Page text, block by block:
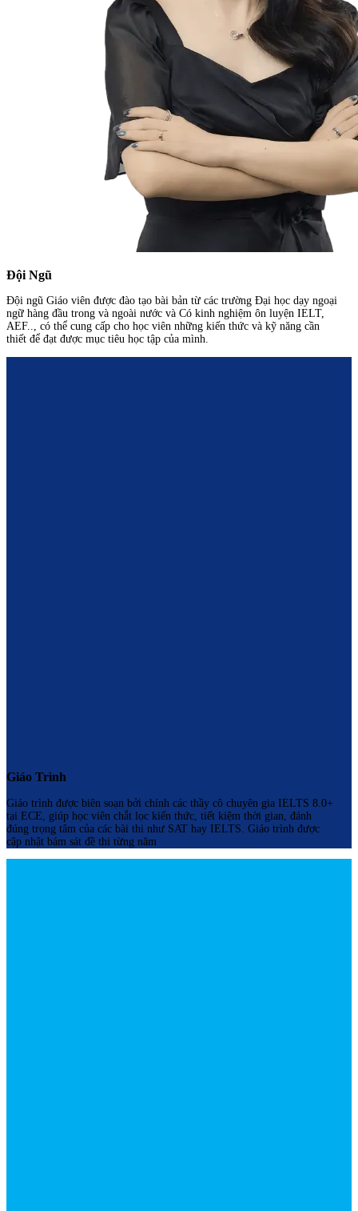
Đội Ngũ
Đội ngũ Giáo viên được đào tạo bài bản từ các trường Đại học dạy ngoại
ngữ hàng đầu trong và ngoài nước và Có kinh nghiệm ôn luyện IELT,
AEF.., có thể cung cấp cho học viên những kiến thức và kỹ năng cần
thiết để đạt được mục tiêu học tập của mình.
Giáo Trình
Giáo trình được biên soạn bởi chính các thầy cô chuyên gia IELTS 8.0+
tại ECE, giúp học viên chắt lọc kiến thức, tiết kiệm thời gian, đánh
đúng trọng tâm của các bài thi như SAT hay IELTS. Giáo trình được
cập nhật bám sát đề thi từng năm